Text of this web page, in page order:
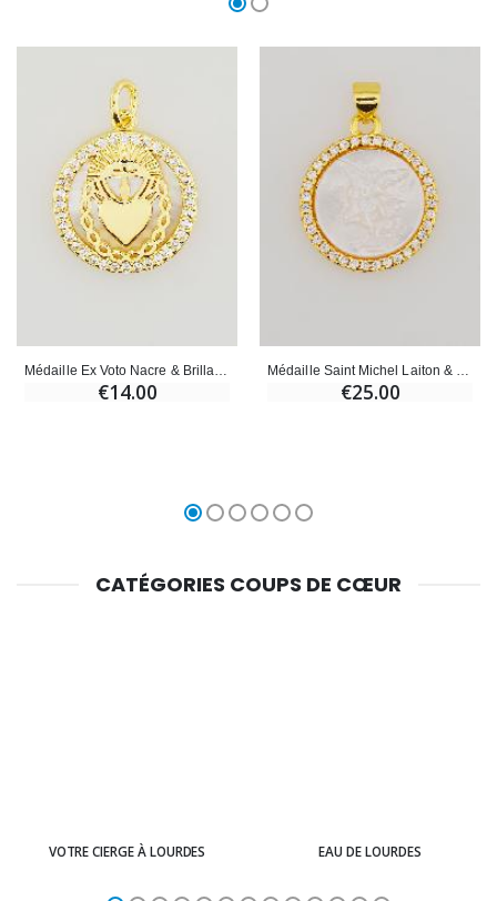
€14.00 €25.00
CATÉGORIES COUPS DE CŒUR
VOTRE CIERGE À LOURDES EAU DE LOURDES